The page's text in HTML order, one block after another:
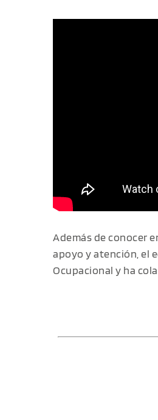
Además de conocer
apoyo y atención, el
Ocupacional y ha